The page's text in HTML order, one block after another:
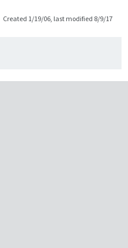
Created 1/19/06, last modified 8/9/17